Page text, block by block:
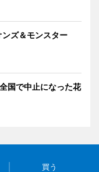
ズ＆モンスター
国で中止になった花
買う